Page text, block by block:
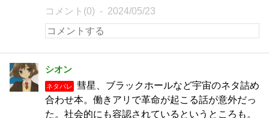
コメント(0) 2024/05/23
シオン
ネタバレ
彗星、ブラックホールなど宇宙のネタ詰め
合わせ本。働きアリで革命が起こる話が意外だっ
た。社会的にも容認されているというところも。